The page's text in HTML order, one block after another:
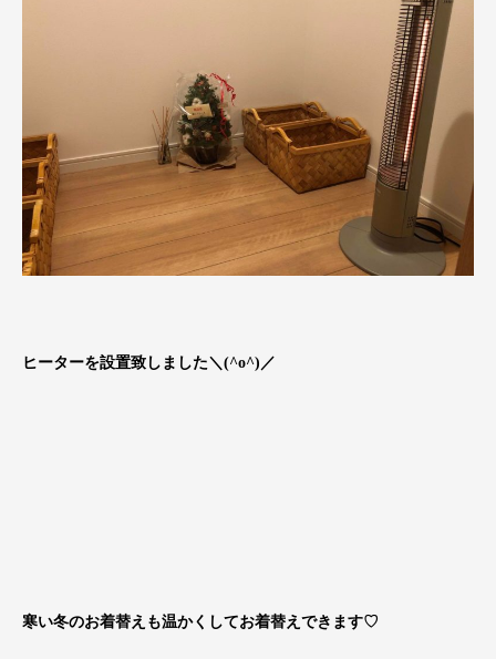
ヒーターを設置致しました＼(^o^)／
寒い冬のお着替えも温かくしてお着替えできます♡